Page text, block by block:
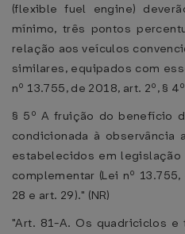
(flexible fuel engine)
mínimo, três pontos
relação aos veículos
similares, equipados com
nº 13.755, de 2018, art. 2º, §
§ 5º A fruição do benefício
condicionada à
estabelecidos em
complementar (Lei nº
28 e art. 29)." (NR)
"Art. 81-A. Os quadriciclos